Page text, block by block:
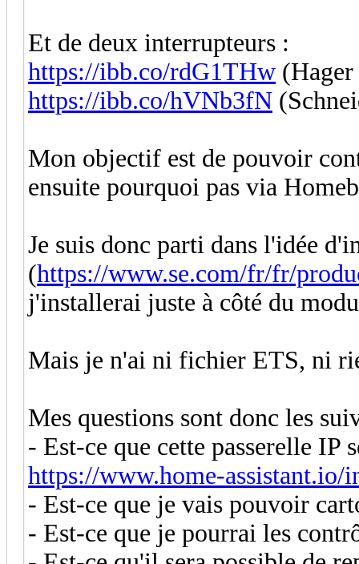
Et de deux interrupteurs :
https://ibb.co/rdG1THw
https://ibb.co/hVNb3fN
Mon objectif est de pouvoir
ensuite pourquoi pas via
Je suis donc parti dans l'idée
(https://www.se.com/fr/fr/
j'installerai juste à côté du
Mais je n'ai ni fichier ETS, ni
Mes questions sont donc les
- Est-ce que cette passerelle IP
https://www.home-assistant.io/
- Est-ce que je vais pouvoir
- Est-ce que je pourrai les